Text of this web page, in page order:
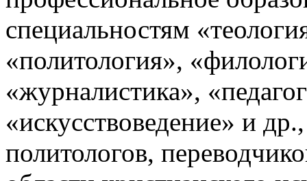
специальностям
«политология»,
«журналистика»,
«искусствоведение» и
политологов,